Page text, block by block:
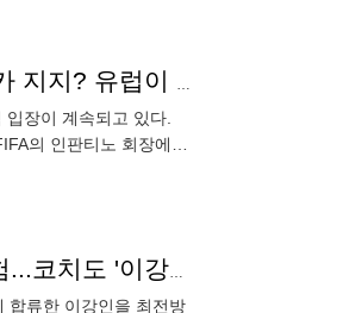
월드컵 개최 보이콧! 출전도 보이콧! 초강수 철회 안 했다…남미∙아프리카 지지? 유럽이 빠지면 무용지물→UEFA, 인판티노 회장 사퇴 입장 고수
장이 계속되고 있다.
의 인판티노 회장에
'시메오네가 이강인을 공격수로 쓴다!' 아틀레티코 첫 훈련부터 파격 실험...코치도 '이강인 움직임 너무 좋아’
합류한 이강인을 최전방